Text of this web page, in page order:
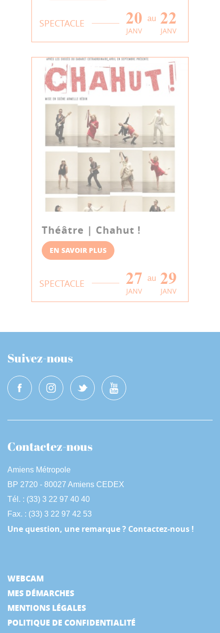
SPECTACLE 20
JANV
au 22
JANV
Théâtre | Chahut !
EN SAVOIR PLUS
SPECTACLE 27
JANV
au 29
JANV
Suivez-nous
Contactez-nous
Amiens Métropole
BP 2720 - 80027 Amiens CEDEX
Tél. : (33) 3 22 97 40 40
Fax. : (33) 3 22 97 42 53
Une question, une remarque ? Contactez-nous !
WEBCAM
MES DÉMARCHES
MENTIONS LÉGALES
POLITIQUE DE CONFIDENTIALITÉ